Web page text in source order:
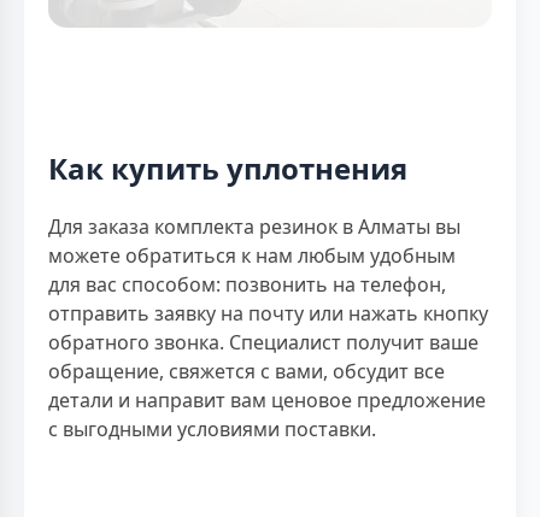
Как купить уплотнения
Для заказа комплекта резинок в Алматы вы
можете обратиться к нам любым удобным
для вас способом: позвонить на телефон,
отправить заявку на почту или нажать кнопку
обратного звонка. Специалист получит ваше
обращение, свяжется с вами, обсудит все
детали и направит вам ценовое предложение
с выгодными условиями поставки.